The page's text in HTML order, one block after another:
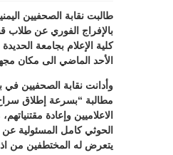
طالبت نقابة الصحفيين
بالإفراج الفوري عن
كلية الإعلام بجامعة
الأحد الماضي الى مكان
وأدانت نقابة الصحفيين في
مطالبة “بسرعة إطلاق
الاعلاميين وإعادة
الحوثي كامل المسئولية عن
يتعرض له المختطفين من